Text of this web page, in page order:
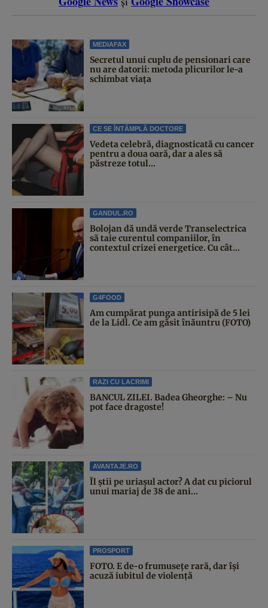
MEDIAFAX
Secretul unui cuplu de pensionari care
nu are datorii: metoda plicurilor le-a
schimbat viața
CE SE ÎNTÂMPLĂ DOCTORE
Vedeta celebră, diagnosticată cu cancer
pentru a doua oară, dar a ales să
păstreze totul...
GANDUL.RO
Bolojan dă undă verde Transelectrica
să taie curentul companiilor, în
contextul crizei energetice. Cu cât...
G4FOOD
Am cumpărat punga antirisipă de 5 lei
de la Lidl. Ce am găsit înăuntru (FOTO)
RAZI CU LACRIMI
BANCUL ZILEI. Badea Gheorghe: – Nu
pot face dragoste!
AVANTAJE.RO
Îl știi pe uriașul actor? A dat cu piciorul
unui mariaj de 38 de ani...
PROSPORT
FOTO. E de-o frumusețe rară, dar își
acuză iubitul de violență